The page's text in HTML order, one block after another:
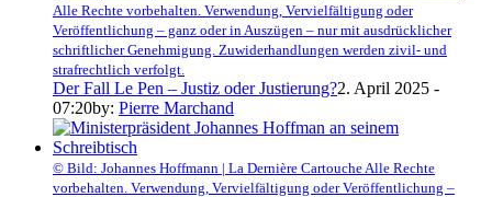
Alle Rechte vorbehalten. Verwendung, Vervielfältigung oder
Veröffentlichung – ganz oder in Auszügen – nur mit ausdrücklicher
schriftlicher Genehmigung. Zuwiderhandlungen werden zivil- und
strafrechtlich verfolgt.
Der Fall Le Pen – Justiz oder Justierung?2. April 2025 -
07:20by: Pierre Marchand
© Bild: Johannes Hoffmann | La Dernière Cartouche Alle Rechte
vorbehalten. Verwendung, Vervielfältigung oder Veröffentlichung –